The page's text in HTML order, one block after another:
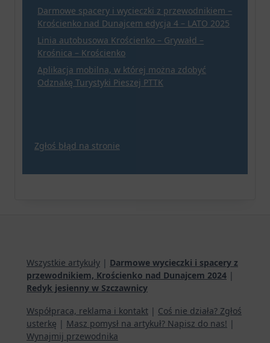
Darmowe spacery i wycieczki z przewodnikiem –
Krościenko nad Dunajcem edycja 4 – LATO 2025
Linia autobusowa Krościenko – Grywałd –
Krośnica – Krościenko
Aplikacja mobilna, w której można zdobyć
Odznakę Turystyki Pieszej PTTK
Zgłoś błąd na stronie
Wszystkie artykuły | Darmowe wycieczki i spacery z
przewodnikiem, Krościenko nad Dunajcem 2024 |
Redyk jesienny w Szczawnicy
Współpraca, reklama i kontakt | Coś nie działa? Zgłoś
usterkę | Masz pomysł na artykuł? Napisz do nas! |
Wynajmij przewodnika